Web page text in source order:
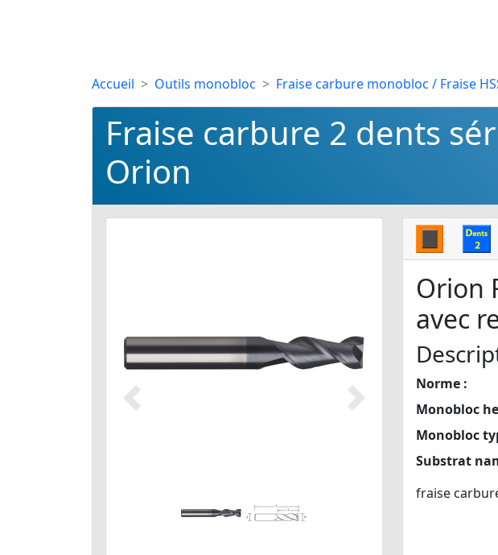
Accueil Outils monobloc Fraise carbure monobloc / Fraise
Fraise carbure 2 dents
Orion
Précédent Suivant
Orion
avec
Norme :
Monobloc
Monobloc
Substrat
fraise